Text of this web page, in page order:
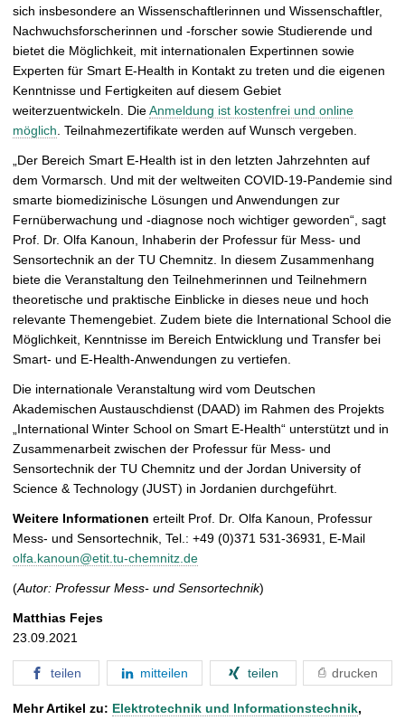
sich insbesondere an Wissenschaftlerinnen und Wissenschaftler,
Nachwuchsforscherinnen und -forscher sowie Studierende und
bietet die Möglichkeit, mit internationalen Expertinnen sowie
Experten für Smart E-Health in Kontakt zu treten und die eigenen
Kenntnisse und Fertigkeiten auf diesem Gebiet
weiterzuentwickeln. DieAnmeldung ist kostenfrei und online
möglich. Teilnahmezertifikate werden auf Wunsch vergeben.
„Der Bereich Smart E-Health ist in den letzten Jahrzehnten auf
dem Vormarsch. Und mit der weltweiten COVID-19-Pandemie sind
smarte biomedizinische Lösungen und Anwendungen zur
Fernüberwachung und -diagnose noch wichtiger geworden“, sagt
Prof. Dr. Olfa Kanoun, Inhaberin der Professur für Mess- und
Sensortechnik an der TU Chemnitz. In diesem Zusammenhang
biete die Veranstaltung den Teilnehmerinnen und Teilnehmern
theoretische und praktische Einblicke in dieses neue und hoch
relevante Themengebiet. Zudem biete die International School die
Möglichkeit, Kenntnisse im Bereich Entwicklung und Transfer bei
Smart- und E-Health-Anwendungen zu vertiefen.
Die internationale Veranstaltung wird vom Deutschen
Akademischen Austauschdienst (DAAD) im Rahmen des Projekts
„International Winter School on Smart E-Health“ unterstützt und in
Zusammenarbeit zwischen der Professur für Mess- und
Sensortechnik der TU Chemnitz und der Jordan University of
Science & Technology (JUST) in Jordanien durchgeführt.
Weitere Informationen erteilt Prof. Dr. Olfa Kanoun, Professur
Mess- und Sensortechnik, Tel.: +49 (0)371 531-36931, E-Mail
olfa.kanoun@etit.tu-chemnitz.de
(Autor: Professur Mess- und Sensortechnik)
Matthias Fejes
23.09.2021
teilen mitteilen teilen drucken
Mehr Artikel zu: Elektrotechnik und Informationstechnik,